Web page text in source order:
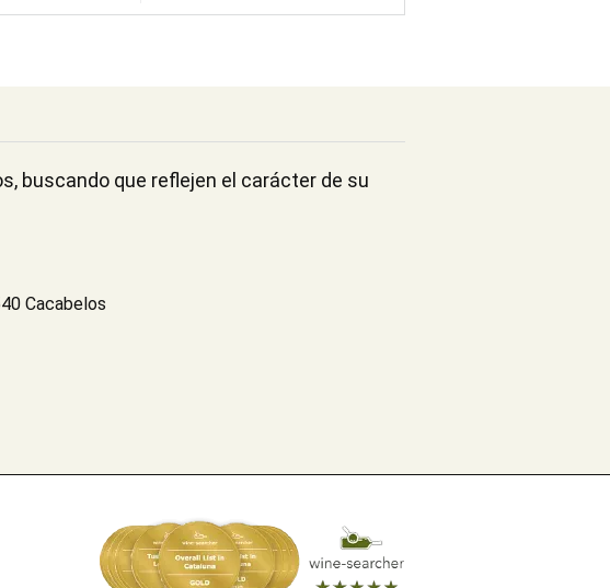
buscando que reflejen el carácter de su
Cacabelos